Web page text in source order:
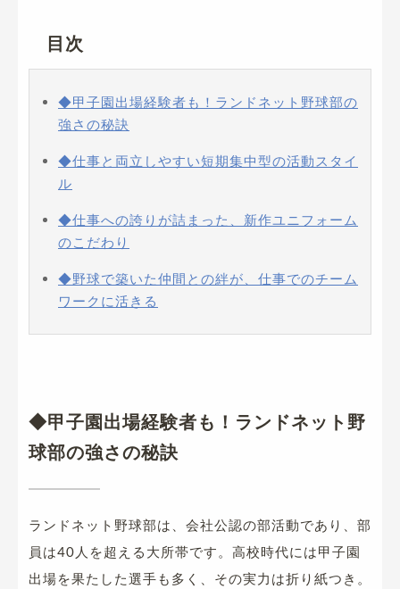
目次
◆甲子園出場経験者も！ランドネット野球部の
強さの秘訣
◆仕事と両立しやすい短期集中型の活動スタイ
ル
◆仕事への誇りが詰まった、新作ユニフォーム
のこだわり
◆野球で築いた仲間との絆が、仕事でのチーム
ワークに活きる
◆甲子園出場経験者も！ランドネット野
球部の強さの秘訣
ランドネット野球部は、会社公認の部活動であり、部
員は40人を超える大所帯です。高校時代には甲子園
出場を果たした選手も多く、その実力は折り紙つき。